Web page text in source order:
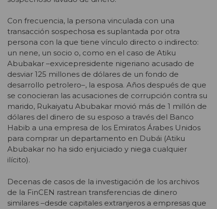
Con frecuencia, la persona vinculada con una
transacción sospechosa es suplantada por otra
persona con la que tiene vínculo directo o indirecto:
un nene, un socio o, como en el caso de Atiku
Abubakar –exvicepresidente nigeriano acusado de
desviar 125 millones de dólares de un fondo de
desarrollo petrolero–, la esposa. Años después de que
se conocieran las acusaciones de corrupción contra su
marido, Rukaiyatu Abubakar movió más de 1 millón de
dólares del dinero de su esposo a través del Banco
Habib a una empresa de los Emiratos Árabes Unidos
para comprar un departamento en Dubái (Atiku
Abubakar no ha sido enjuiciado y niega cualquier
ilícito).
Decenas de casos de la investigación de los archivos
de la FinCEN rastrean transferencias de dinero
similares –desde capitales extranjeros a empresas que